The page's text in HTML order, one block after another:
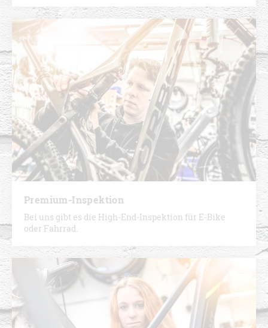
Premium-Inspektion
Bei uns gibt es die High-End-Inspektion für E-Bike
oder Fahrrad.